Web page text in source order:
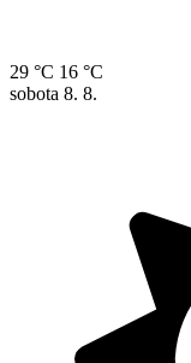
29 °C 16 °C
sobota 8. 8.